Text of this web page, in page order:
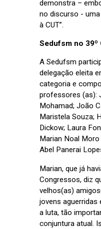
demonstra –
no discurso -
à CUT”.
Sedufsm no
A Sedufsm
delegação eleita
categoria e
professores (as):
Mohamad; João
Maristela Souza;
Dickow; Laura
Marian Noal
Abel Panerai
Marian, que já
Congressos, diz
velhos(as)
jovens aguerridas
a luta, tão
conjuntura atual.